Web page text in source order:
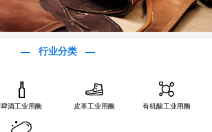
行业分类
啤酒工业用酶 皮革工业用酶 有机酸工业用酶